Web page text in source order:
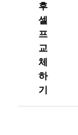
후
셀
프
교
체
하
기